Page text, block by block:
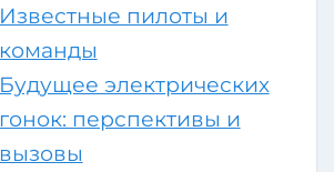
Известные пилоты и
команды
Будущее электрических
гонок: перспективы и
вызовы